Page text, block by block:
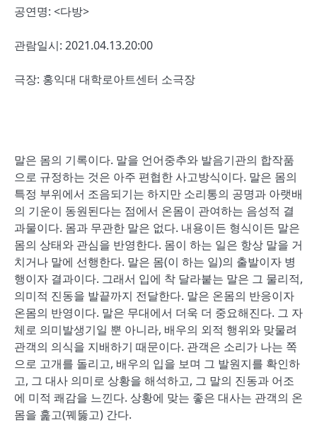
공연명: <다방>
관람일시: 2021.04.13.20:00
극장: 홍익대 대학로아트센터 소극장
말은 몸의 기록이다. 말을 언어중추와 발음기관의 합작품
으로 규정하는 것은 아주 편협한 사고방식이다. 말은 몸의
특정 부위에서 조음되기는 하지만 소리통의 공명과 아랫배
의 기운이 동원된다는 점에서 온몸이 관여하는 음성적 결
과물이다. 몸과 무관한 말은 없다. 내용이든 형식이든 말은
몸의 상태와 관심을 반영한다. 몸이 하는 일은 항상 말을 거
치거나 말에 선행한다. 말은 몸(이 하는 일)의 출발이자 병
행이자 결과이다. 그래서 입에 착 달라붙는 말은 그 물리적,
의미적 진동을 발끝까지 전달한다. 말은 온몸의 반응이자
온몸의 반영이다. 말은 무대에서 더욱 더 중요해진다. 그 자
체로 의미발생기일 뿐 아니라, 배우의 외적 행위와 맞물려
관객의 의식을 지배하기 때문이다. 관객은 소리가 나는 쪽
으로 고개를 돌리고, 배우의 입을 보며 그 발원지를 확인하
고, 그 대사 의미로 상황을 해석하고, 그 말의 진동과 어조
에 미적 쾌감을 느낀다. 상황에 맞는 좋은 대사는 관객의 온
몸을 훑고(꿰뚫고) 간다.